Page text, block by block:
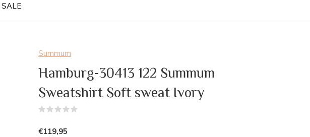
SALE
Summum
Hamburg-30413 122 Summum
Sweatshirt Soft sweat Ivory
€119,95